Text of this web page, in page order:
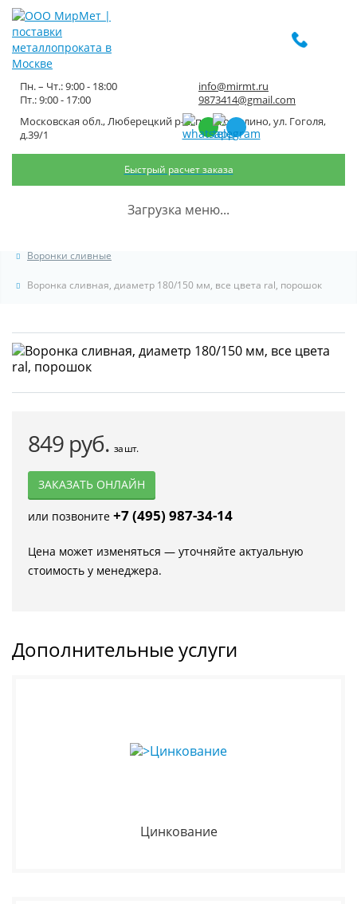
Московская обл., Люберецкий р-н, пос. Томилино, ул. Гоголя,
д.39/1
Пн. – Чт.: 9:00 - 18:00
Пт.: 9:00 - 17:00
info@mirmt.ru
9873414@gmail.com
Быстрый расчет заказа
Загрузка меню...
Воронка сливная, диаметр
180/150 мм, все цвета ral,
порошок
Воронки сливные
Воронка сливная, диаметр 180/150 мм, все цвета ral, порошок
849 руб. за шт.
ЗАКАЗАТЬ ОНЛАЙН
или позвоните +7 (495) 987-34-14
Цена может изменяться — уточняйте актуальную
стоимость у менеджера.
Дополнительные услуги
Цинкование